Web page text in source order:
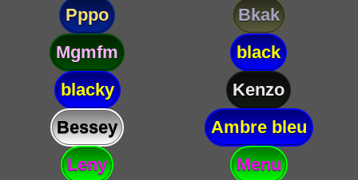
Pppo
Bkak
Mgmfm
black
blacky
Kenzo
Bessey
Ambre bleu
Leny
Menu